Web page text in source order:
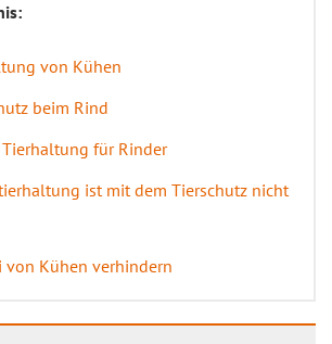
von Kühen
beim Rind
für Rinder
ist mit dem Tierschutz nicht
von Kühen verhindern